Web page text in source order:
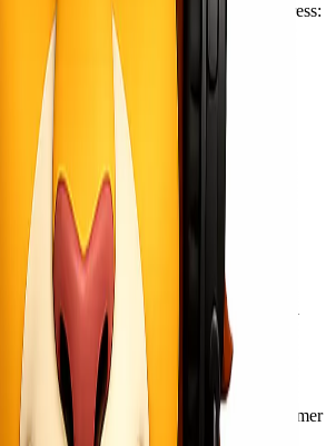
menggunakan layanan Lionel Express:
ke berbagai wilayah Indonesia
Fleksibel
layanan udara, laut, maupun trucking
dan estimasi pengiriman.
Project & Heavy Cargo
reguler, Lionel Express juga menangani
& Monitoring
update proses pengiriman agar customer
dengan lebih mudah.